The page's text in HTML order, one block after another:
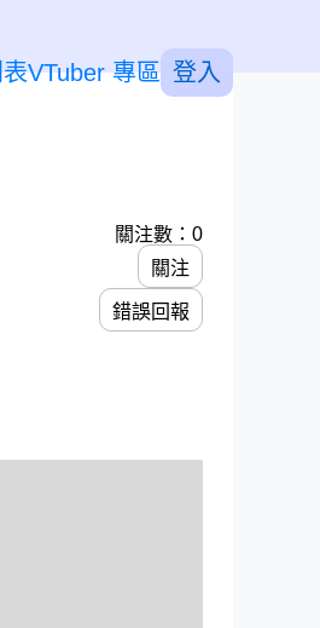
VTuber 專區 登入
關注數：0
關注
錯誤回報